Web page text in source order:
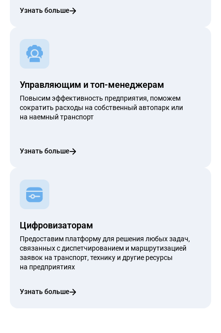
Узнать больше
Управляющим и топ-менеджерам
Повысим эффективность предприятия, поможем
сократить расходы на собственный автопарк или
на наемный транспорт
Узнать больше
Цифровизаторам
Предоставим платформу для решения любых задач,
связанных с диспетчированием и маршрутизацией
заявок на транспорт, технику и другие ресурсы
на предприятиях
Узнать больше